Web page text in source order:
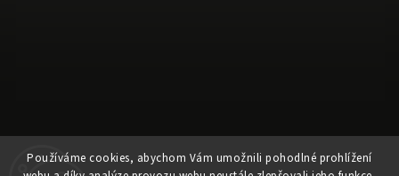
Používáme cookies, abychom Vám umožnili pohodlné prohlížení